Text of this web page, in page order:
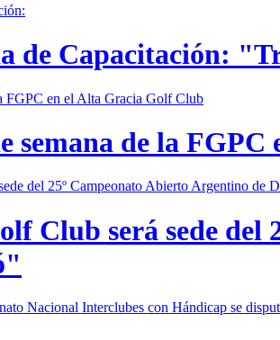
de Capacitación:
semana de la
Club será sede del